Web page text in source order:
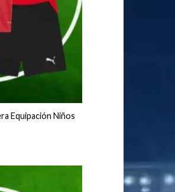
Equipación Niños